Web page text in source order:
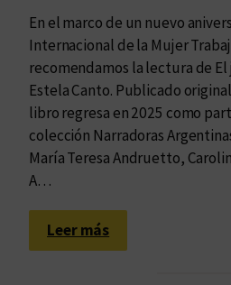
i
e
n
t
o
d
e
J
a
n
En el marco de un nuevo
Internacional de la Mujer
recomendamos la lectura de
Estela Canto. Publicado
libro regresa en 2025 como
colección Narradoras
María Teresa Andruetto,
A…
Leer más:
8